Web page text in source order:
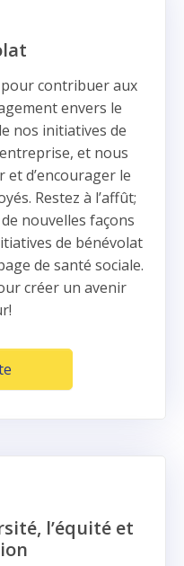
contribuer aux
envers le
nos initiatives de
et nous
d’encourager le
Restez à l’affût;
nouvelles façons
de bénévolat
de santé sociale.
créer un avenir
l’équité et